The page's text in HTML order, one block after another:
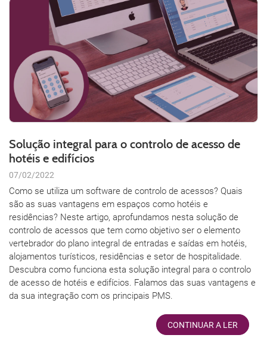
Solução integral para o controlo de acesso de
hotéis e edifícios
07/02/2022
Como se utiliza um software de controlo de acessos? Quais
são as suas vantagens em espaços como hotéis e
residências? Neste artigo, aprofundamos nesta solução de
controlo de acessos que tem como objetivo ser o elemento
vertebrador do plano integral de entradas e saídas em hotéis,
alojamentos turísticos, residências e setor de hospitalidade.
Descubra como funciona esta solução integral para o controlo
de acesso de hotéis e edifícios. Falamos das suas vantagens e
da sua integração com os principais PMS.
CONTINUAR A LER